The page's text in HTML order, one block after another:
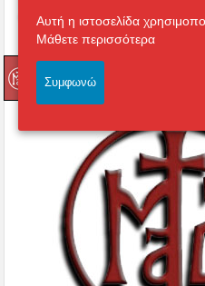
Αυτή η ιστοσελίδα
Μάθετε περισσότερα
Συμφωνώ